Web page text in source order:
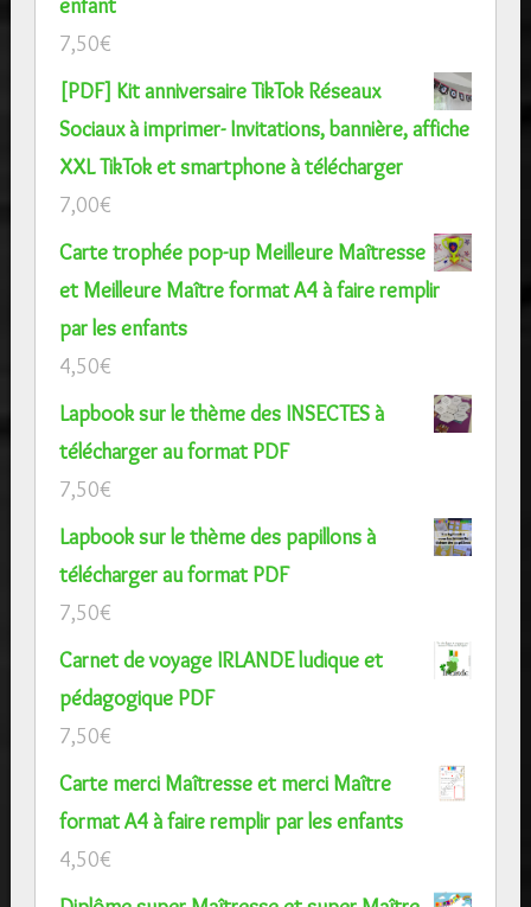
enfant
7,50€
[PDF] Kit anniversaire TikTok Réseaux
Sociaux à imprimer- Invitations, bannière, affiche
XXL TikTok et smartphone à télécharger
7,00€
Carte trophée pop-up Meilleure Maîtresse
et Meilleure Maître format A4 à faire remplir
par les enfants
4,50€
Lapbook sur le thème des INSECTES à
télécharger au format PDF
7,50€
Lapbook sur le thème des papillons à
télécharger au format PDF
7,50€
Carnet de voyage IRLANDE ludique et
pédagogique PDF
7,50€
Carte merci Maîtresse et merci Maître
format A4 à faire remplir par les enfants
4,50€